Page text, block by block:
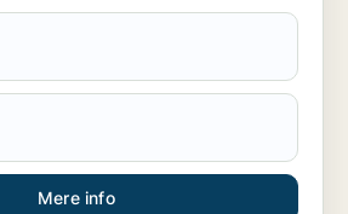
Mere info